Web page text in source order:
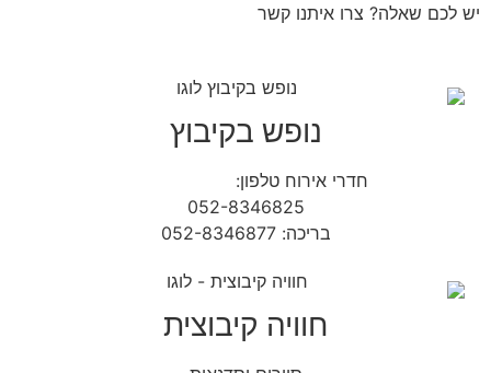
יש לכם שאלה? צרו איתנו קשר
נופש בקיבוץ
חדרי אירוח טלפון:
052-8346825
בריכה: 052-8346877
חוויה קיבוצית